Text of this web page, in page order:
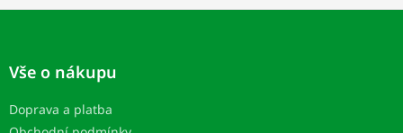
Z
Vše o nákupu
Doprava a platba